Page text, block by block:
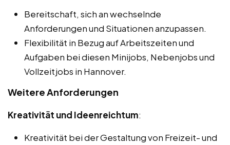
Bereitschaft, sich an wechselnde
Anforderungen und Situationen anzupassen.
Flexibilität in Bezug auf Arbeitszeiten und
Aufgaben bei diesen Minijobs, Nebenjobs und
Vollzeitjobs in Hannover.
Weitere Anforderungen
Kreativität und Ideenreichtum:
Kreativität bei der Gestaltung von Freizeit- und